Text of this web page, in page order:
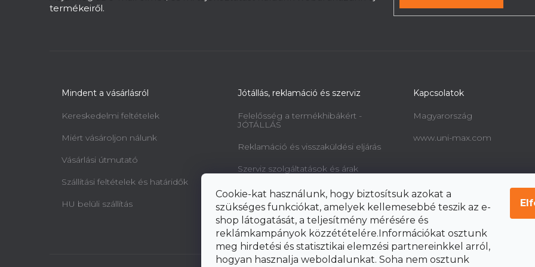
Cookie-kat használunk, hogy biztosítsuk azokat a
szükséges funkciókat, amelyek kellemesebbé teszik az e-
shop látogatását, a teljesítmény mérésére és
reklámkampányok közzétételére.Információkat osztunk
meg hirdetési és statisztikai elemzési partnereinkkel arról,
hogyan hasznalja weboldalunkat. Soha nem osztunk
termékeiről.
Mindent a vásárlásról
Kereskedelmi feltételek
Miért vásároljon nálunk
Vásárlási útmutató
Szállítási feltételek és határidők
HU belüli szállítás
Jótállás, reklamáció és szerviz
Felelősség a termékhibákért -
JÓTÁLLÁS
Reklamáció és visszaküldési eljárás
Szerviz szolgáltatások és árak
Minta információk a fogyasztók
jogairól és a szerződéstől való
elállásról
Kapcsolatok
Magyarország
www.uni-max.com